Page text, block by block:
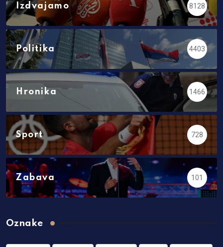
Izdvajamo 8128
Politika 4403
Hronika 1466
Sport 728
Zabava 101
Oznake